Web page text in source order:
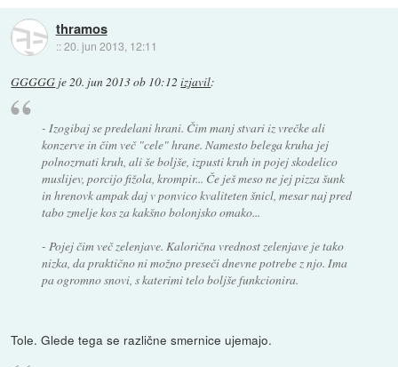
thramos
::20. jun 2013, 12:11
GGGGG je20. jun 2013 ob 10:12 izjavil:
- Izogibaj se predelani hrani. Čim manj stvari iz vrečke ali
konzerve in čim več "cele" hrane. Namesto belega kruha jej
polnozrnati kruh, ali še boljše, izpusti kruh in pojej skodelico
muslijev, porcijo fižola, krompir... Če ješ meso ne jej pizza šunk
in hrenovk ampak daj v ponvico kvaliteten šnicl, mesar naj pred
tabo zmelje kos za kakšno bolonjsko omako...
- Pojej čim več zelenjave. Kalorična vrednost zelenjave je tako
nizka, da praktično ni možno preseči dnevne potrebe z njo. Ima
pa ogromno snovi, s katerimi telo boljše funkcionira.
Tole. Glede tega se različne smernice ujemajo.